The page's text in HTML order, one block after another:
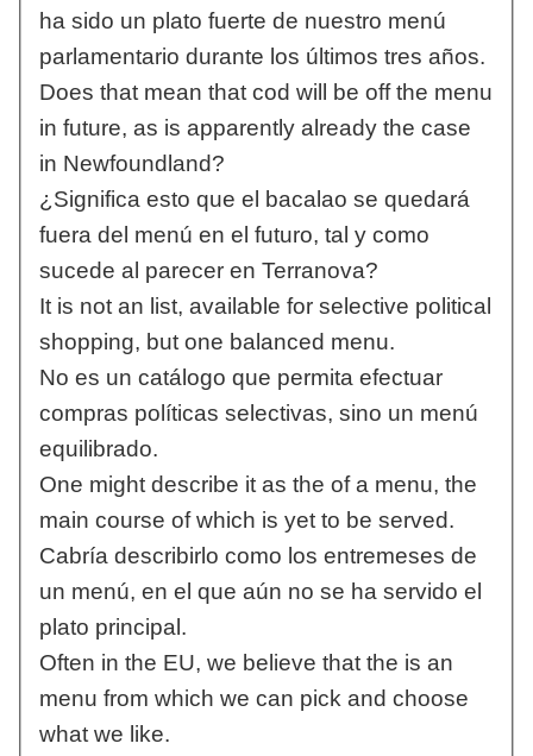
ha sido un plato fuerte de nuestro menú
parlamentario durante los últimos tres años.
Does that mean that cod will be off the menu
in future, as is apparently already the case
in Newfoundland?
¿Significa esto que el bacalao se quedará
fuera del menú en el futuro, tal y como
sucede al parecer en Terranova?
It is not an list, available for selective political
shopping, but one balanced menu.
No es un catálogo que permita efectuar
compras políticas selectivas, sino un menú
equilibrado.
One might describe it as the of a menu, the
main course of which is yet to be served.
Cabría describirlo como los entremeses de
un menú, en el que aún no se ha servido el
plato principal.
Often in the EU, we believe that the is an
menu from which we can pick and choose
what we like.